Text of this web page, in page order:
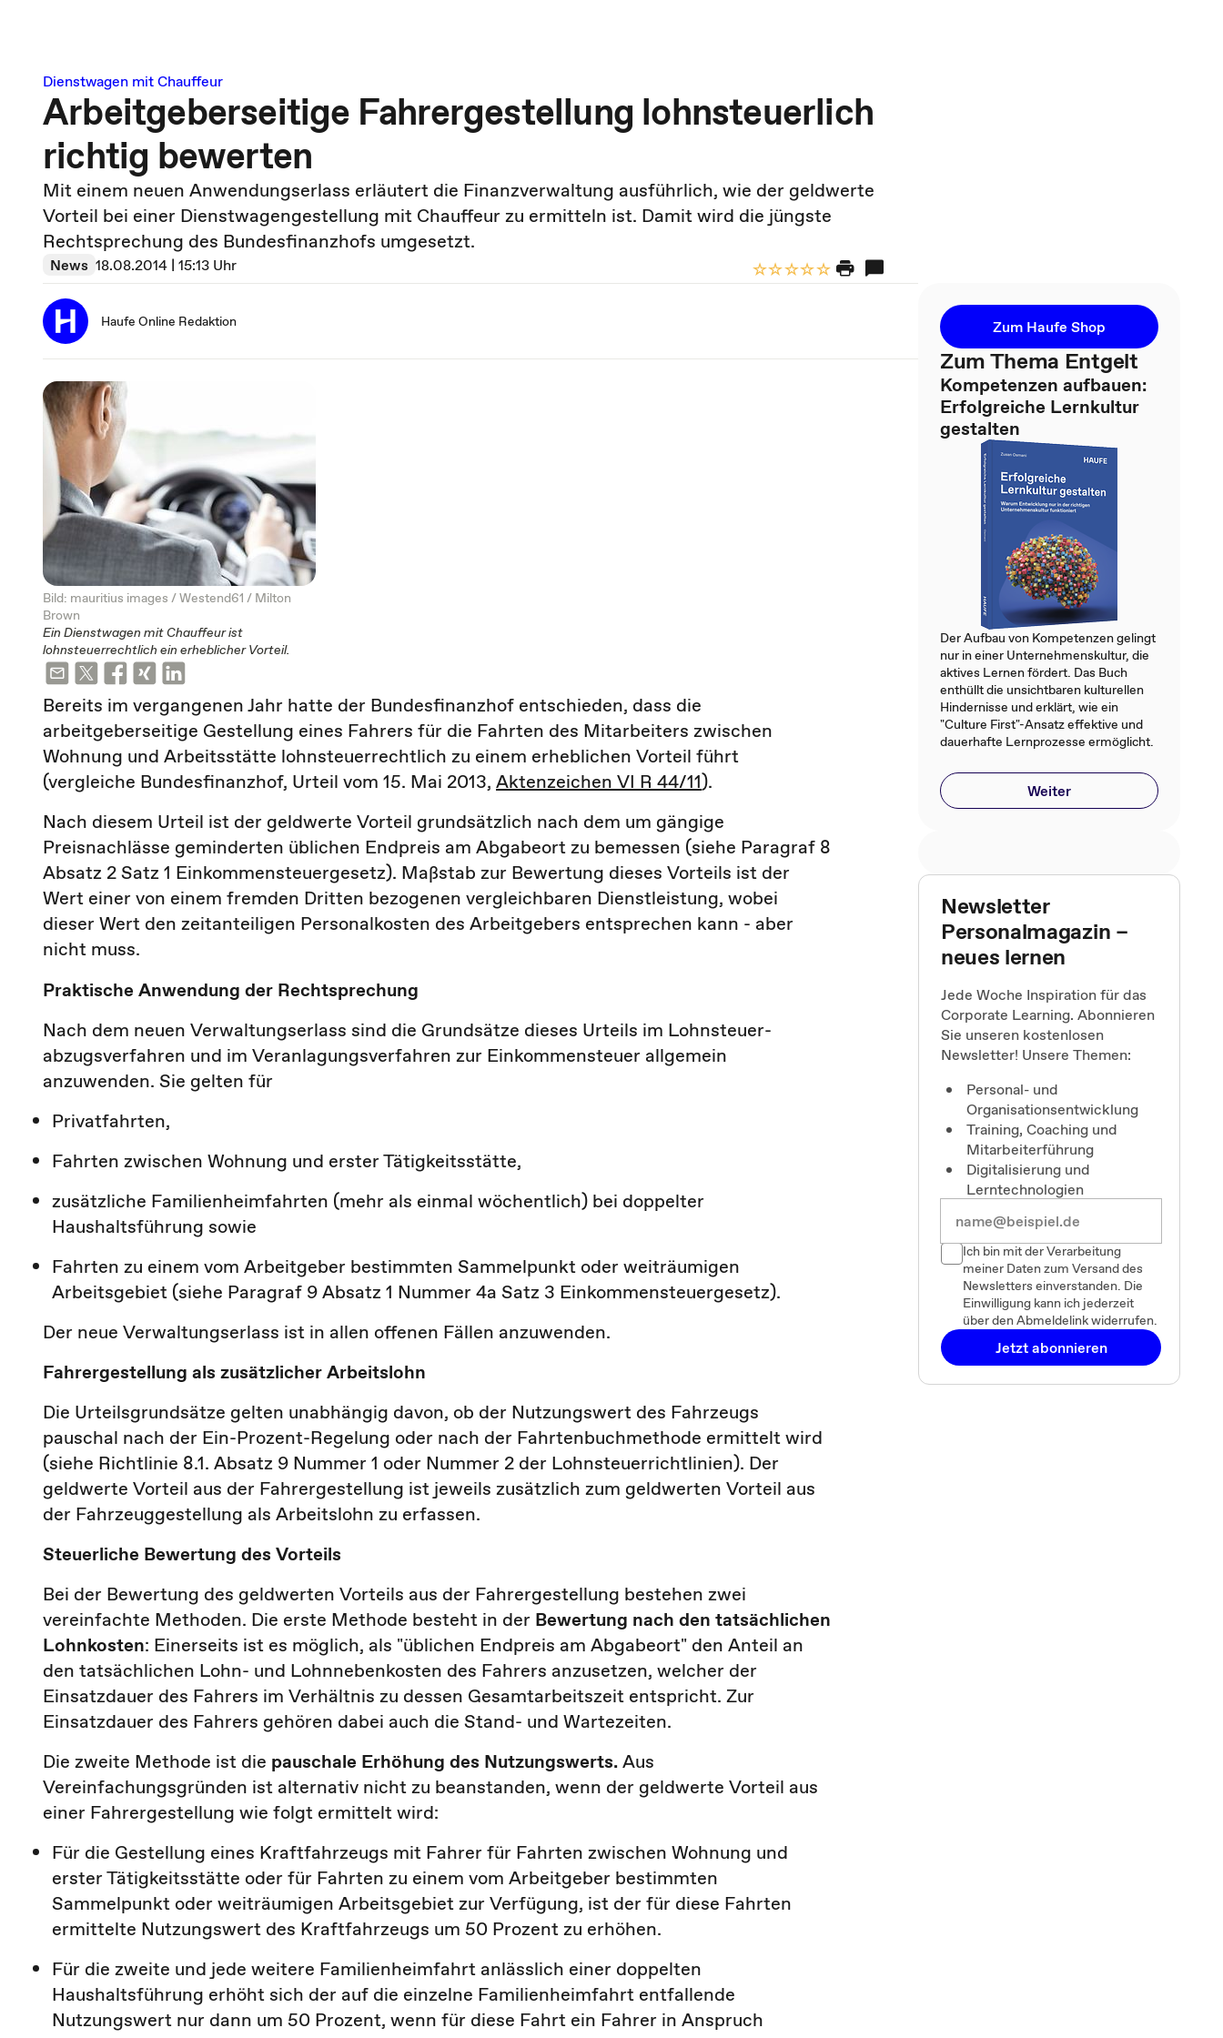
Dienstwagen mit Chauffeur
Arbeitgeberseitige Fahrergestellung lohnsteuerlich
richtig bewerten
Mit einem neuen Anwendungserlass erläutert die Finanzverwaltung ausführlich, wie der geldwerte
Vorteil bei einer Dienstwagengestellung mit Chauffeur zu ermitteln ist. Damit wird die jüngste
Rechtsprechung des Bundesfinanzhofs umgesetzt.
News 18.08.2014 | 15:13 Uhr
Haufe Online Redaktion
Bild: mauritius images / Westend61 / Milton
Brown
Ein Dienstwagen mit Chauffeur ist
lohnsteuerrechtlich ein erheblicher Vorteil.
Bereits im vergangenen Jahr hatte der Bundesfinanzhof entschieden, dass die
arbeitgeberseitige Gestellung eines Fahrers für die Fahrten des Mitarbeiters zwischen
Wohnung und Arbeitsstätte lohnsteuerrechtlich zu einem erheblichen Vorteil führt
(vergleiche Bundesfinanzhof, Urteil vom 15. Mai 2013, Aktenzeichen VI R 44/11).
Nach diesem Urteil ist der geldwerte Vorteil grundsätzlich nach dem um gängige
Preisnachlässe geminderten üblichen Endpreis am Abgabeort zu bemessen (siehe Paragraf 8
Absatz 2 Satz 1 Einkommensteuergesetz). Maßstab zur Bewertung dieses Vorteils ist der
Wert einer von einem fremden Dritten bezogenen vergleichbaren Dienstleistung, wobei
dieser Wert den zeitanteiligen Personalkosten des Arbeitgebers entsprechen kann - aber
nicht muss.
Praktische Anwendung der Rechtsprechung
Nach dem neuen Verwaltungserlass sind die Grundsätze dieses Urteils im Lohnsteuer­
abzugsverfahren und im Veranlagungsverfahren zur Einkommensteuer allgemein
anzuwenden. Sie gelten für
Privatfahrten,
Fahrten zwischen Wohnung und erster Tätigkeitsstätte,
zusätzliche Familienheimfahrten (mehr als einmal wöchentlich) bei doppelter
Haushaltsführung sowie
Fahrten zu einem vom Arbeitgeber bestimmten Sammelpunkt oder weiträumigen
Arbeitsgebiet (siehe Paragraf 9 Absatz 1 Nummer 4a Satz 3 Einkommensteuergesetz).
Der neue Verwaltungserlass ist in allen offenen Fällen anzuwenden.
Fahrergestellung als zusätzlicher Arbeitslohn
Die Urteilsgrundsätze gelten unabhängig davon, ob der Nutzungswert des Fahrzeugs
pauschal nach der Ein-Prozent-Regelung oder nach der Fahrtenbuchmethode ermittelt wird
(siehe Richtlinie 8.1. Absatz 9 Nummer 1 oder Nummer 2 der Lohnsteuerrichtlinien). Der
geldwerte Vorteil aus der Fahrergestellung ist jeweils zusätzlich zum geldwerten Vorteil aus
der Fahrzeuggestellung als Arbeitslohn zu erfassen.
Steuerliche Bewertung des Vorteils
Bei der Bewertung des geldwerten Vorteils aus der Fahrergestellung bestehen zwei
vereinfachte Methoden. Die erste Methode besteht in der Bewertung nach den tatsächlichen
Lohnkosten: Einerseits ist es möglich, als "üblichen Endpreis am Abgabeort" den Anteil an
den tatsächlichen Lohn- und Lohnnebenkosten des Fahrers anzusetzen, welcher der
Einsatzdauer des Fahrers im Verhältnis zu dessen Gesamtarbeitszeit entspricht. Zur
Einsatzdauer des Fahrers gehören dabei auch die Stand- und Wartezeiten.
Die zweite Methode ist die pauschale Erhöhung des Nutzungswerts.Aus
Vereinfachungsgründen ist alternativ nicht zu beanstanden, wenn der geldwerte Vorteil aus
einer Fahrergestellung wie folgt ermittelt wird:
Für die Gestellung eines Kraftfahrzeugs mit Fahrer für Fahrten zwischen Wohnung und
erster Tätigkeitsstätte oder für Fahrten zu einem vom Arbeitgeber bestimmten
Sammelpunkt oder weiträumigen Arbeitsgebiet zur Verfügung, ist der für diese Fahrten
ermittelte Nutzungswert des Kraftfahrzeugs um 50 Prozent zu erhöhen.
Für die zweite und jede weitere Familienheimfahrt anlässlich einer doppelten
Haushaltsführung erhöht sich der auf die einzelne Familienheimfahrt entfallende
Nutzungswert nur dann um 50 Prozent, wenn für diese Fahrt ein Fahrer in Anspruch
Zum Haufe Shop
Zum Thema Entgelt
Kompetenzen aufbauen:
Erfolgreiche Lernkultur
gestalten
Der Aufbau von Kompetenzen gelingt
nur in einer Unternehmenskultur, die
aktives Lernen fördert. Das Buch
enthüllt die unsichtbaren kulturellen
Hindernisse und erklärt, wie ein
"Culture First"-Ansatz effektive und
dauerhafte Lernprozesse ermöglicht.
Weiter
Newsletter
Personalmagazin –
neues lernen
Jede Woche Inspiration für das
Corporate Learning. Abonnieren
Sie unseren kostenlosen
Newsletter! Unsere Themen:
Personal- und
Organisationsentwicklung
Training, Coaching und
Mitarbeiterführung
Digitalisierung und
Lerntechnologien
Ich bin mit der Verarbeitung
meiner Daten zum Versand des
Newsletters einverstanden. Die
Einwilligung kann ich jederzeit
über den Abmeldelink widerrufen.
Jetzt abonnieren